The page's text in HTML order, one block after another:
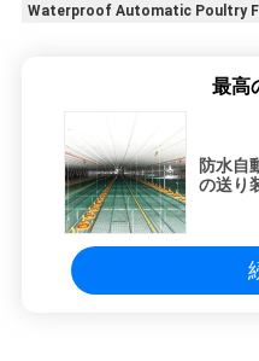
Waterproof Automatic Poultry
最高
防水自
の送り